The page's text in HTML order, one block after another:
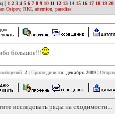
[ 1 2 3 4 5 6 7 8 9 10 11 12 13 14 15 16 17 18 19 20
Osipov, RKI attention paradise
большое!!!
2 | Присоединился: декабрь 2009 |
исследовать ряды на сходимости...